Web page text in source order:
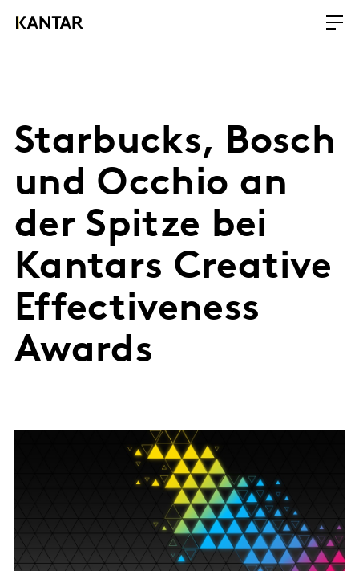
Starbucks, Bosch
und Occhio an
der Spitze bei
Kantars Creative
Effectiveness
Awards